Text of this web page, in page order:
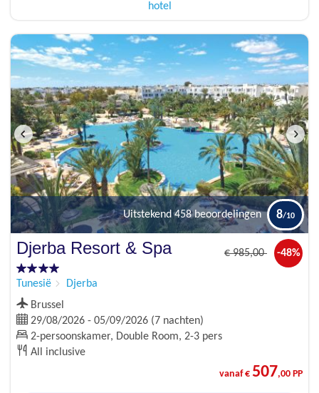
hotel
Uitstekend 458 beoordelingen 8
Djerba Resort & Spa
Tunesië Djerba
€985,00 -48%
Brussel
29/08/2026 - 05/09/2026 (7 nachten)
2-persoonskamer, Double Room, 2-3 pers
All inclusive
vanaf € 507,00 PP